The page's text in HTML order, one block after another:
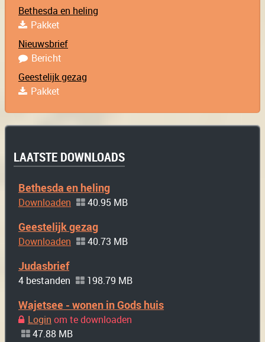
Bethesda en heling
Pakket
Nieuwsbrief
Bericht
Geestelijk gezag
Pakket
LAATSTE DOWNLOADS
Bethesda en heling
Downloaden 40.95 MB
Geestelijk gezag
Downloaden 40.73 MB
Judasbrief
4 bestanden 198.79 MB
Wajetsee - wonen in Gods huis
Login om te downloaden
47.88 MB